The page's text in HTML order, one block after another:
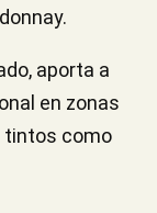
aporta a
en zonas
tintos como